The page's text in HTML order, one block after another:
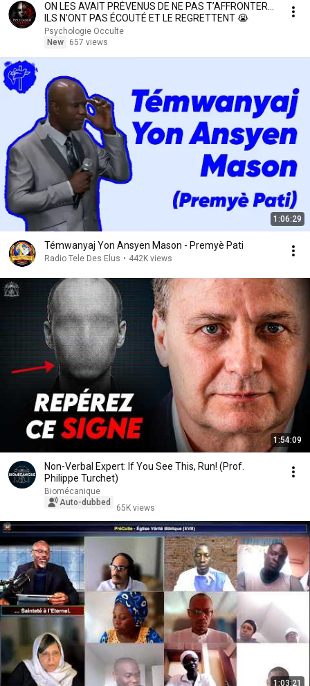
ON LES AVAIT PRÉVENUS DE NE PAS T’AFFRONTER...
ILS N’ONT PAS ÉCOUTÉ ET LE REGRETTENT 😭
Psychologie Occulte
New
657 views
1:06:29
Témwanyaj Yon Ansyen Mason - Premyè Pati
Radio Tele Des Elus • 442K views
1:54:09
Non-Verbal Expert: If You See This, Run! (Prof.
Philippe Turchet)
Biomécanique
Auto-dubbed
65K views
1:03:21